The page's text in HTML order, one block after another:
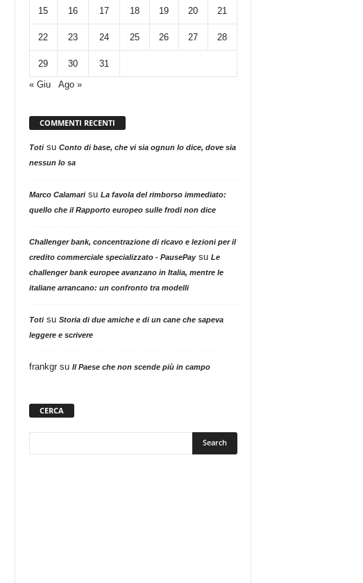
15 16 17 18 19 20 21
22 23 24 25 26 27 28
29 30
31
« Giu
Ago »
COMMENTI RECENTI
Totisu Conto di base, che vi sia ognun lo dice, dove sia
nessun lo sa
Marco Calamarisu La favola del rimborso immediato:
quello che il Rapporto europeo sulle frodi non dice
Challenger bank, concentrazione di ricavo e lezioni per il
credito commerciale specializzato - PausePaysu Le
challenger bank europee avanzano in Italia, mentre le
italiane arrancano: un confronto tra modelli
Totisu Storia di due amiche e di un cane che sapeva
leggere e scrivere
frankgrsu Il Paese che non scende più in campo
CERCA